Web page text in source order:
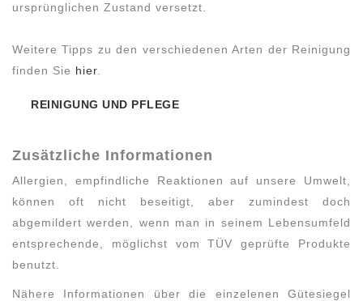
ursprünglichen Zustand versetzt.
Weitere Tipps zu den verschiedenen Arten der Reinigung
finden Sie hier
REINIGUNG UND PFLEGE
Zusätzliche Informationen
Allergien, empfindliche Reaktionen auf unsere Umwelt,
können oft nicht beseitigt, aber zumindest doch
abgemildert werden, wenn man in seinem Lebensumfeld
entsprechende, möglichst vom TÜV geprüfte Produkte
benutzt.
Nähere Informationen über die einzelenen Gütesiegel